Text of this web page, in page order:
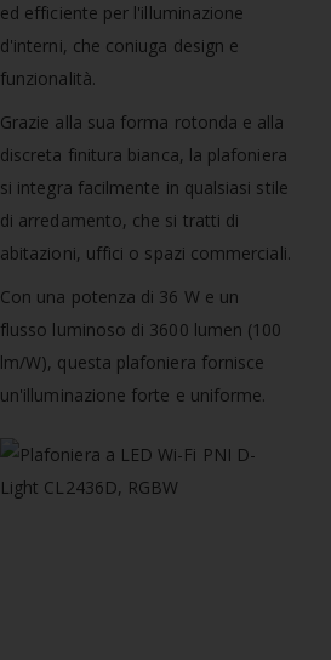
ed efficiente per l'illuminazione
d'interni, che coniuga design e
funzionalità.
Grazie alla sua forma rotonda e alla
discreta finitura bianca, la plafoniera
si integra facilmente in qualsiasi stile
di arredamento, che si tratti di
abitazioni, uffici o spazi commerciali.
Con una potenza di 36 W e un
flusso luminoso di 3600 lumen (100
lm/W), questa plafoniera fornisce
un'illuminazione forte e uniforme.